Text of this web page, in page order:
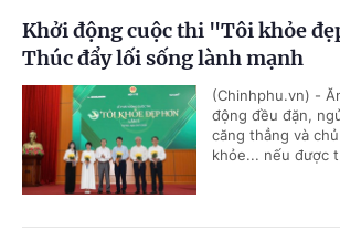
Khởi động cuộc thi "Tôi khỏe
Thúc đẩy lối sống lành mạnh
(Chinhphu.vn) -
động đều đặn,
căng thẳng và
khỏe... nếu được